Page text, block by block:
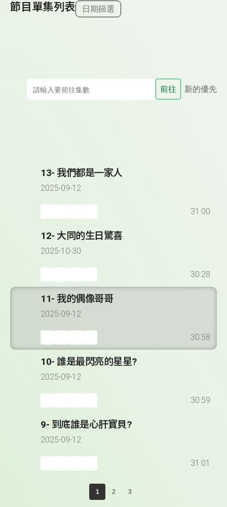
節目單集列表 日期篩選
前往 新的優先
13- 我們都是一家人
2025-09-12
31:00
12- 大同的生日驚喜
2025-10-30
30:28
11- 我的偶像哥哥
2025-09-12
30:58
10- 誰是最閃亮的星星?
2025-09-12
30:59
9- 到底誰是心肝寶貝?
2025-09-12
31:01
1 2 3